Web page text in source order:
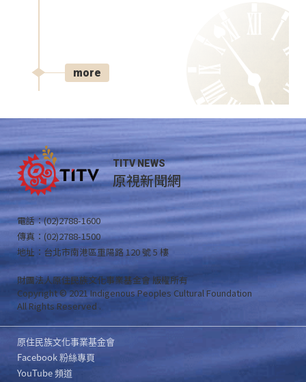
more
TITV NEWS
原視新聞網
電話：(02)2788-1600
傳真：(02)2788-1500
地址：台北市南港區重陽路 120 號 5 樓
財團法人原住民族文化事業基金會 版權所有
Copyright © 2021 Indigenous Peoples Cultural Foundation
All Rights Reserved .
原住民族文化事業基金會
Facebook 粉絲專頁
YouTube 頻道